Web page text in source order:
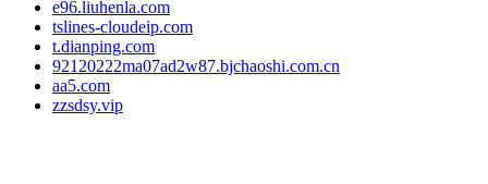
e96.liuhenla.com
tslines-cloudeip.com
t.dianping.com
92120222ma07ad2w87.bjchaoshi.com.cn
aa5.com
zzsdsy.vip